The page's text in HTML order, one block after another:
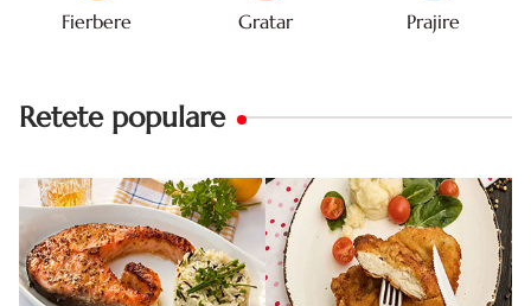
Fierbere Gratar Prajire
Retete populare